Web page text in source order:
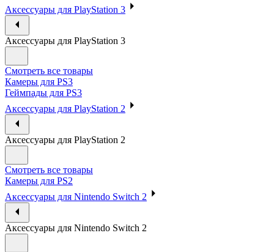
Аксессуары для PlayStation 3
Аксессуары для PlayStation 3
Смотреть все товары
Камеры для PS3
Геймпады для PS3
Аксессуары для PlayStation 2
Аксессуары для PlayStation 2
Смотреть все товары
Камеры для PS2
Аксессуары для Nintendo Switch 2
Аксессуары для Nintendo Switch 2